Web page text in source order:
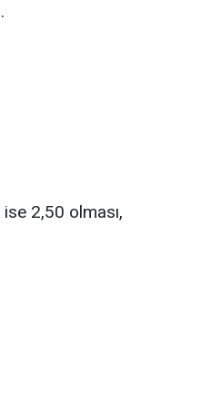
2,50 olması,